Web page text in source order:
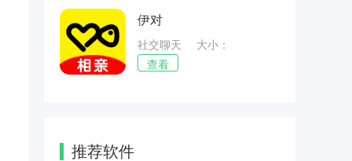
伊对
社交聊天
大小：
115.35MB
查看
推荐软件